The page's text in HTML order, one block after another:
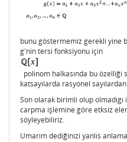
bunu göstermemiz gerekli yine
g'nin tersi fonksiyonu için
polinom halkasında bu özelliği
katsayılarda rasyonel
Son olarak birimli olup olmadıgı
carpma işlemine göre etksiz
söyleyebiliriz.
Umarım dediğinizi yanlıs